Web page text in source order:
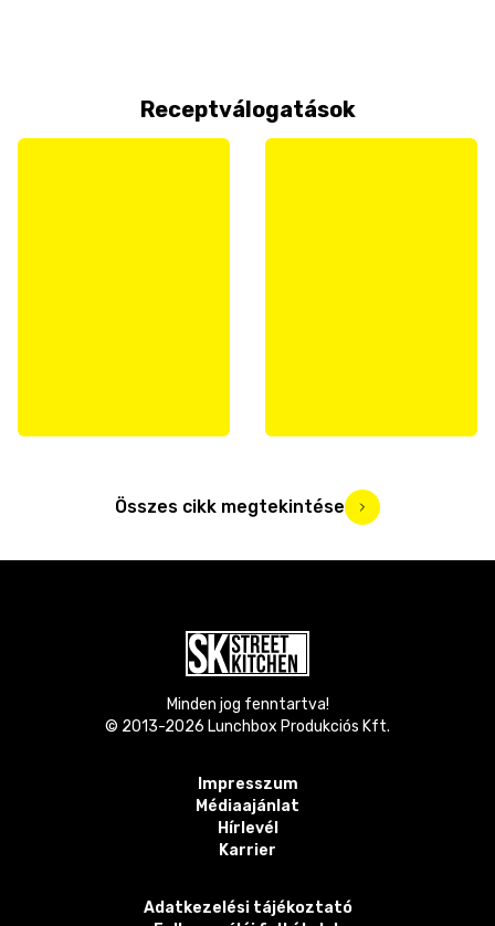
Receptválogatások
Összes cikk megtekintése
Minden jog fenntartva!
© 2013-2026 Lunchbox Produkciós Kft.
Impresszum
Médiaajánlat
Hírlevél
Karrier
Adatkezelési tájékoztató